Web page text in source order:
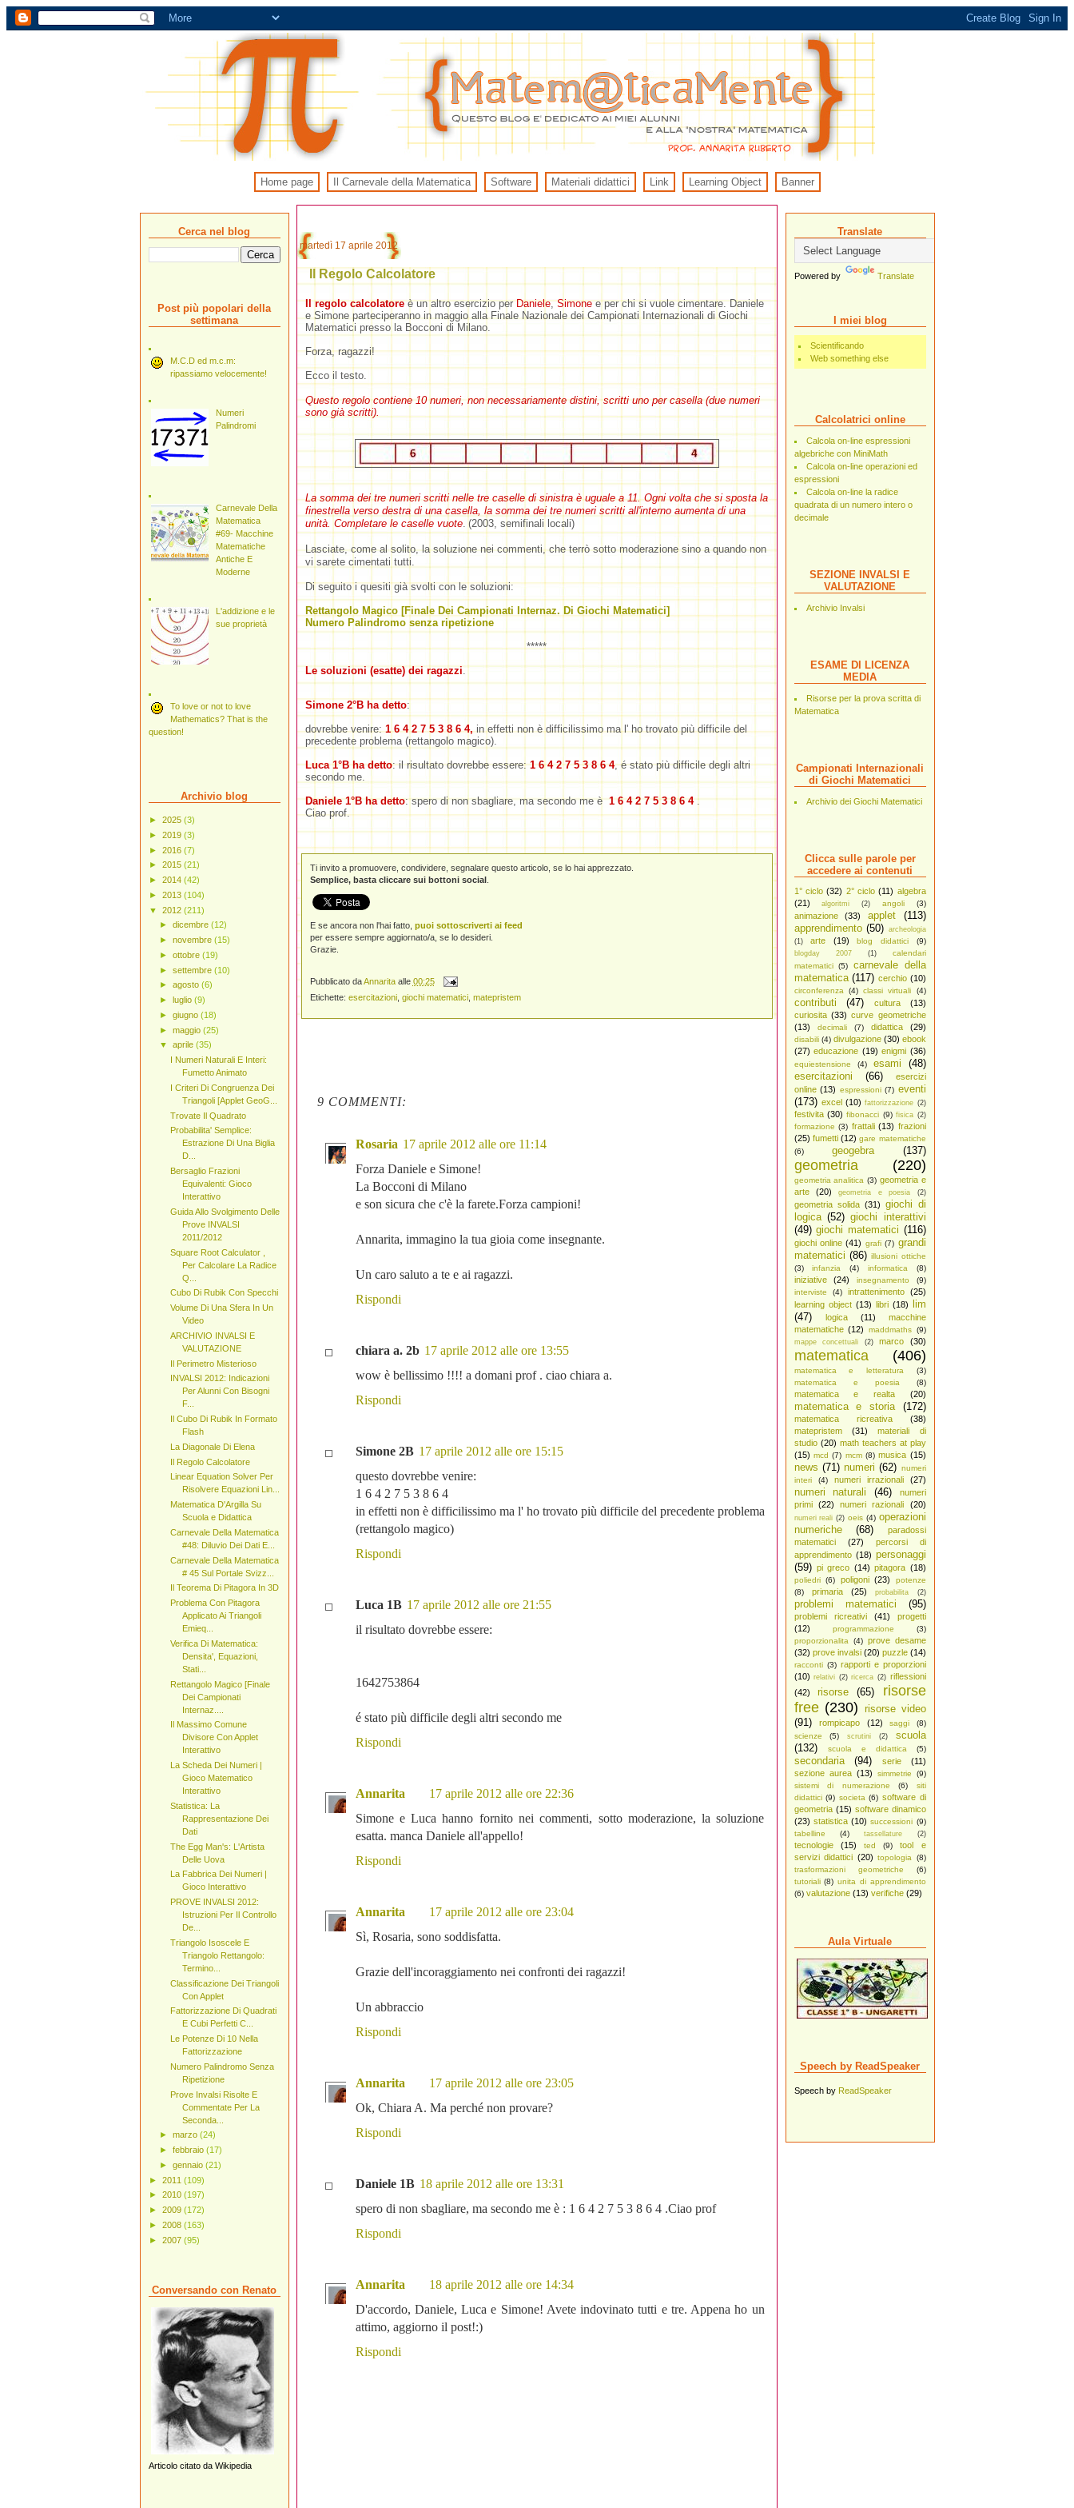
Home page Il Carnevale della Matematica Software Materiali didattici Link Learning Object Banner
Translate
Powered by Translate
I miei blog
Scientificando
Web something else
Calcolatrici online
Calcola on-line espressioni
algebriche con MiniMath
Calcola on-line operazioni ed
espressioni
Calcola on-line la radice
quadrata di un numero intero o
decimale
SEZIONE INVALSI E
VALUTAZIONE
Archivio Invalsi
ESAME DI LICENZA
MEDIA
Risorse per la prova scritta di
Matematica
Campionati Internazionali
di Giochi Matematici
Archivio dei Giochi Matematici
Clicca sulle parole per
accedere ai contenuti
1° ciclo (32) 2° ciclo (11) algebra
(21)
algoritmi (2) angoli (3)
animazione (33) applet
(113)
apprendimento (50) archeologia
(1)
arte (19) blog didattici (9)
blogday 2007 (1)
calendari
matematici
(5)
carnevale della
matematica (117) cerchio (10)
circonferenza (4) classi virtuali (4)
contributi (47) cultura
(13)
curiosita (33) curve geometriche
(13)
decimali (7) didattica (29)
disabili (4) divulgazione (30) ebook
(27) educazione (19) enigmi (36)
equiestensione (4) esami
(48)
esercitazioni
(66)
esercizi
online (13) espressioni (7) eventi
(173) excel (10) fattorizzazione (2)
festivita (30) fibonacci (9) fisica (2)
formazione (3) frattali (13) frazioni
(25) fumetti (12) gare matematiche
(6)
geogebra (137)
geometria (220)
geometria analitica (3) geometria e
arte
(20) geometria e poesia (2)
geometria solida (31) giochi di
logica (52) giochi interattivi
(49) giochi matematici (116)
giochi online (41) grafi (7) grandi
matematici (86) illusioni ottiche
(3)
infanzia (4) informatica (8)
iniziative (24) insegnamento
(9)
interviste
(4) intrattenimento
(25)
learning object (13) libri (18)
lim
(47)
logica (11)
macchine
matematiche (12) maddmaths (9)
mappe concettuali (2) marco (30)
matematica (406)
matematica e letteratura
(3)
matematica e poesia
(8)
matematica e realta (20)
matematica e storia (172)
matematica ricreativa
(38)
matepristem
(31)
materiali di
studio (20) math teachers at play
(15) mcd (7) mcm (8) musica (15)
news (71) numeri (62) numeri
interi
(4) numeri irrazionali (27)
numeri naturali (46)
numeri
primi
(22) numeri razionali (20)
numeri reali (2) oeis (4) operazioni
numeriche
(68)
paradossi
matematici
(27)
percorsi di
apprendimento (18) personaggi
(59) pi greco (14) pitagora (18)
poliedri (6) poligoni (23)
potenze
(8)
primaria (25) probabilita (2)
problemi matematici (95)
problemi ricreativi (41)
progetti
(12)
programmazione
(3)
proporzionalita
(4) prove desame
(32) prove invalsi (20) puzzle (14)
racconti (3) rapporti e proporzioni
(10) relativi (2) ricerca (2) riflessioni
(42)
risorse (65)
risorse
free (230) risorse video
(91)
rompicapo (12) saggi
(8)
scienze
(5) scrutini (2)
scuola
(132)
scuola e didattica (5)
secondaria (94) serie
(11)
sezione aurea (13) simmetrie
(9)
sistemi di numerazione
(6)
siti
didattici (9) societa (6) software di
geometria (15) software dinamico
(23) statistica (10) successioni (9)
tabelline
(4) tassellature (2)
tecnologie (15) ted (9)
tool e
servizi didattici (20) topologia
(8)
trasformazioni geometriche
(6)
tutoriali (8) unita di apprendimento
(6) valutazione (13) verifiche (29)
Aula Virtuale
Speech by ReadSpeaker
Speech by ReadSpeaker
martedì 17 aprile 2012
Il Regolo Calcolatore
Il regolo calcolatoreè un altro esercizio perDaniele,Simonee per chi si vuole cimentare. Daniele
e Simone parteciperanno in maggio alla Finale Nazionale dei Campionati Internazionali di Giochi
Matematici presso la Bocconi di Milano.
Forza, ragazzi!
Ecco il testo.
Questo regolo contiene 10 numeri, non necessariamente distini, scritti uno per casella (due numeri
sono già scritti).
La somma dei tre numeri scritti nelle tre caselle di sinistra è uguale a 11. Ogni volta che si sposta la
finestrella verso destra di una casella, la somma dei tre numeri scritti all'interno aumenta di una
unità. Completare le caselle vuote. (2003, semifinali locali)
Lasciate, come al solito, la soluzione nei commenti, che terrò sotto moderazione sino a quando non
vi sarete cimentati tutti.
Di seguito i quesiti già svolti con le soluzioni:
Rettangolo Magico [Finale Dei Campionati Internaz. Di Giochi Matematici]
Numero Palindromo senza ripetizione
*****
Le soluzioni (esatte) dei ragazzi.
Simone 2°Bha detto:
dovrebbe venire:1 6 4 2 7 5 3 8 6 4,in effetti non è difficilissimo ma l' ho trovato più difficile del
precedente problema (rettangolo magico).
Luca 1°Bha detto: il risultato dovrebbe essere:1 6 4 2 7 5 3 8 6 4, é stato più difficile degli altri
secondo me.
Daniele 1°B ha detto: spero di non sbagliare, ma secondo me è1 6 4 2 7 5 3 8 6 4.
Ciao prof.
Ti invito a promuovere, condividere, segnalare questo articolo, se lo hai apprezzato.
Semplice, basta cliccare sui bottoni social.
E se ancora non l'hai fatto, puoi sottoscriverti ai feed
per essere sempre aggiornato/a, se lo desideri.
Grazie.
Pubblicato daAnnarita alle 00:25
Etichette: esercitazioni, giochi matematici, matepristem
9 COMMENTI:
Rosaria 17 aprile 2012 alle ore 11:14
Forza Daniele e Simone!
La Bocconi di Milano
e son sicura che c'è la farete.Forza campioni!
Annarita, immagino la tua gioia come insegnante.
Un caro saluto a te e ai ragazzi.
Rispondi
chiara a. 2b 17 aprile 2012 alle ore 13:55
wow è bellissimo !!!! a domani prof . ciao chiara a.
Rispondi
Simone 2B 17 aprile 2012 alle ore 15:15
questo dovrebbe venire:
1 6 4 2 7 5 3 8 6 4
in effetti non è difficilissimo ma l' ho trovato più difficile del precedente problema
(rettangolo magico)
Rispondi
Luca 1B 17 aprile 2012 alle ore 21:55
il risultato dovrebbe essere:
1642753864
é stato più difficile degli altri secondo me
Rispondi
Annarita
17 aprile 2012 alle ore 22:36
Simone e Luca hanno fornito nei commenti, sotto moderazione, la soluzione
esatta. manca Daniele all'appello!
Rispondi
Annarita
17 aprile 2012 alle ore 23:04
Sì, Rosaria, sono soddisfatta.
Grazie dell'incoraggiamento nei confronti dei ragazzi!
Un abbraccio
Rispondi
Annarita
17 aprile 2012 alle ore 23:05
Ok, Chiara A. Ma perché non provare?
Rispondi
Daniele 1B 18 aprile 2012 alle ore 13:31
spero di non sbagliare, ma secondo me è : 1 6 4 2 7 5 3 8 6 4 .Ciao prof
Rispondi
Annarita
18 aprile 2012 alle ore 14:34
D'accordo, Daniele, Luca e Simone! Avete indovinato tutti e tre. Appena ho un
attimo, aggiorno il post!:)
Rispondi
Cerca nel blog
Post più popolari della
settimana
M.C.D ed m.c.m:
ripassiamo velocemente!
Numeri
Palindromi
Carnevale Della
Matematica
#69- Macchine
Matematiche
Antiche E
Moderne
L'addizione e le
sue proprietà
To love or not to love
Mathematics? That is the
question!
Archivio blog
► 2025 (3)
► 2019 (3)
► 2016 (7)
► 2015 (21)
► 2014 (42)
► 2013 (104)
▼ 2012 (211)
► dicembre (12)
► novembre (15)
► ottobre (19)
► settembre (10)
► agosto (6)
► luglio (9)
► giugno (18)
► maggio (25)
▼ aprile (35)
I Numeri Naturali E Interi:
Fumetto Animato
I Criteri Di Congruenza Dei
Triangoli [Applet GeoG...
Trovate Il Quadrato
Probabilita' Semplice:
Estrazione Di Una Biglia
D...
Bersaglio Frazioni
Equivalenti: Gioco
Interattivo
Guida Allo Svolgimento Delle
Prove INVALSI
2011/2012
Square Root Calculator ,
Per Calcolare La Radice
Q...
Cubo Di Rubik Con Specchi
Volume Di Una Sfera In Un
Video
ARCHIVIO INVALSI E
VALUTAZIONE
Il Perimetro Misterioso
INVALSI 2012: Indicazioni
Per Alunni Con Bisogni
F...
Il Cubo Di Rubik In Formato
Flash
La Diagonale Di Elena
Il Regolo Calcolatore
Linear Equation Solver Per
Risolvere Equazioni Lin...
Matematica D'Argilla Su
Scuola e Didattica
Carnevale Della Matematica
#48: Diluvio Dei Dati E...
Carnevale Della Matematica
# 45 Sul Portale Svizz...
Il Teorema Di Pitagora In 3D
Problema Con Pitagora
Applicato Ai Triangoli
Emieq...
Verifica Di Matematica:
Densita', Equazioni,
Stati...
Rettangolo Magico [Finale
Dei Campionati
Internaz....
Il Massimo Comune
Divisore Con Applet
Interattivo
La Scheda Dei Numeri |
Gioco Matematico
Interattivo
Statistica: La
Rappresentazione Dei
Dati
The Egg Man's: L'Artista
Delle Uova
La Fabbrica Dei Numeri |
Gioco Interattivo
PROVE INVALSI 2012:
Istruzioni Per Il Controllo
De...
Triangolo Isoscele E
Triangolo Rettangolo:
Termino...
Classificazione Dei Triangoli
Con Applet
Fattorizzazione Di Quadrati
E Cubi Perfetti C...
Le Potenze Di 10 Nella
Fattorizzazione
Numero Palindromo Senza
Ripetizione
Prove Invalsi Risolte E
Commentate Per La
Seconda...
► marzo (24)
► febbraio (17)
► gennaio (21)
► 2011 (109)
► 2010 (197)
► 2009 (172)
► 2008 (163)
► 2007 (95)
Conversando con Renato
Articolo citato da Wikipedia